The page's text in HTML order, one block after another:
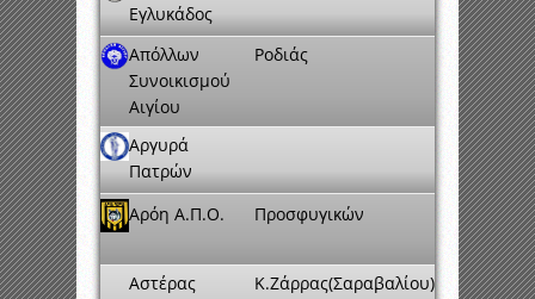
Εγλυκάδος
Απόλλων
Συνοικισμού
Αιγίου
Ροδιάς
Αργυρά
Πατρών
Αρόη Α.Π.Ο.
Προσφυγικών
Αστέρας
Κ.Ζάρρας(Σαραβαλίου)